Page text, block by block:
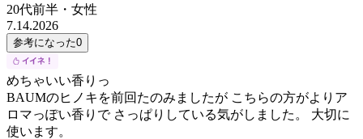
20代前半 ・ 女性
7.14.2026
参考になった0
めちゃいい香りっ
BAUMのヒノキを前回たのみましたが こちらの方がよりア
ロマっぽい香りで さっぱりしている気がしました。 大切に
使います。